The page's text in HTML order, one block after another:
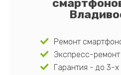
Ремонт
Экспресс-ремонт
Гарантия - до 3-х